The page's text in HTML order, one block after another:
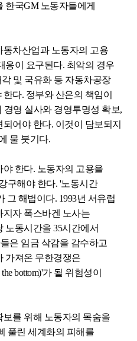
한국GM 노동자들에게
차산업과 노동자의 고용
응이 요구된다. 최악의 경우
및 국유화 등 자동차공장
다. 정부와 산은의 책임이
영 실사와 경영투명성 확보,
어야 한다. 이것이 담보되지
물 붓기다.
한다. 노동자의 고용을
구해야 한다. '노동시간
그 해법이다. 1993년 서유럽
자 폭스바겐 노사는
노동시간을 35시간에서
은 임금 삭감을 감수하고
가져온 무한경쟁은
bottom)'가 될 위험성이
를 위해 노동자의 목숨을
풀린 세계화의 피해를